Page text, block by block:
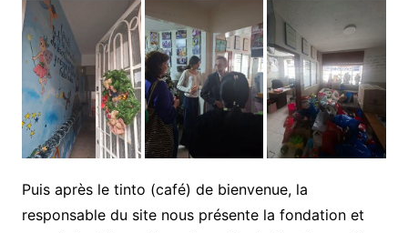
Puis après le tinto (café) de bienvenue, la
responsable du site nous présente la fondation et